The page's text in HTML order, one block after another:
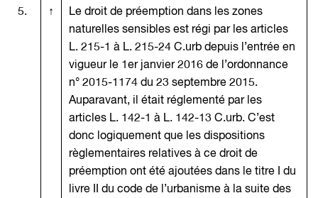
5. ↑
Le droit de préemption dans les zones
naturelles sensibles est régi par les articles
L. 215-1 à L. 215-24 C.urb depuis l’entrée en
vigueur le 1er janvier 2016 de l’ordonnance
n° 2015-1174 du 23 septembre 2015.
Auparavant, il était réglementé par les
articles L. 142-1 à L. 142-13 C.urb. C’est
donc logiquement que les dispositions
règlementaires relatives à ce droit de
préemption ont été ajoutées dans le titre I du
livre II du code de l’urbanisme à la suite des